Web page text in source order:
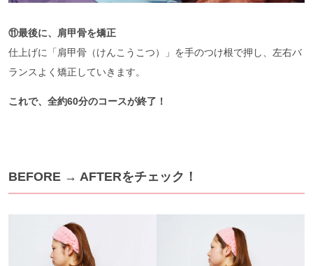
⑪最後に、肩甲骨を矯正
仕上げに「肩甲骨（けんこうこつ）」を手のつけ根で押し、左右バ
ランスよく矯正していきます。
これで、全約60分のコースが終了！
BEFORE → AFTERをチェック！